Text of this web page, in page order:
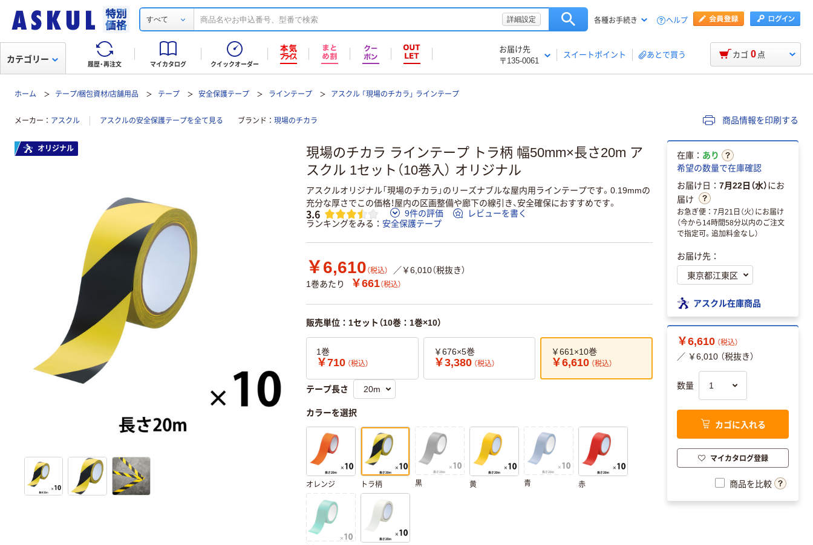
すべて 詳細設定 各種お手続き ヘルプ
履歴・再注文 マイカタログ クイックオーダー
お届け先
〒135-0061
スイートポイント あとで買う
カテゴリー カゴ 0 点
ホーム テープ/梱包資材/店舗用品 テープ 安全保護テープ ラインテープ アスクル 「現場のチカラ」 ラインテープ
メーカー アスクル アスクルの安全保護テープを全て見る ブランド 現場のチカラ 商品情報を印刷する
現場のチカラ ラインテープ トラ柄 幅50mm×長さ20m ア
スクル 1セット（10巻入） オリジナル
アスクルオリジナル「現場のチカラ」のリーズナブルな屋内用ラインテープです。0.19mmの
充分な厚さでこの価格！屋内の区画整備や廊下の線引き、安全確保におすすめです。
3.6 9件の評価
レビューを書く
ランキングをみる
安全保護テープ
￥6,610 （税込）
／￥6,010（税抜き）
1巻あたり
￥661（税込）
販売単位：1セット（10巻：1巻×10）
1巻
￥710 （税込）
￥676×5巻
￥3,380 （税込）
￥661×10巻
￥6,610 （税込）
テープ長さ
カラーを選択
オレンジ トラ柄 黒 黄 青 赤
オリジナル
在庫： あり
希望の数量で在庫確認
お届け日： 7月22日（水）にお
届け
お急ぎ便：7月21日（火）にお届け
（今から14時間58分以内のご注文
で指定可。追加料金なし）
お届け先：
アスクル在庫商品
￥6,610 （税込）
／ ￥6,010 （税抜き）
数量
カゴに入れる
マイカタログ登録
商品を比較